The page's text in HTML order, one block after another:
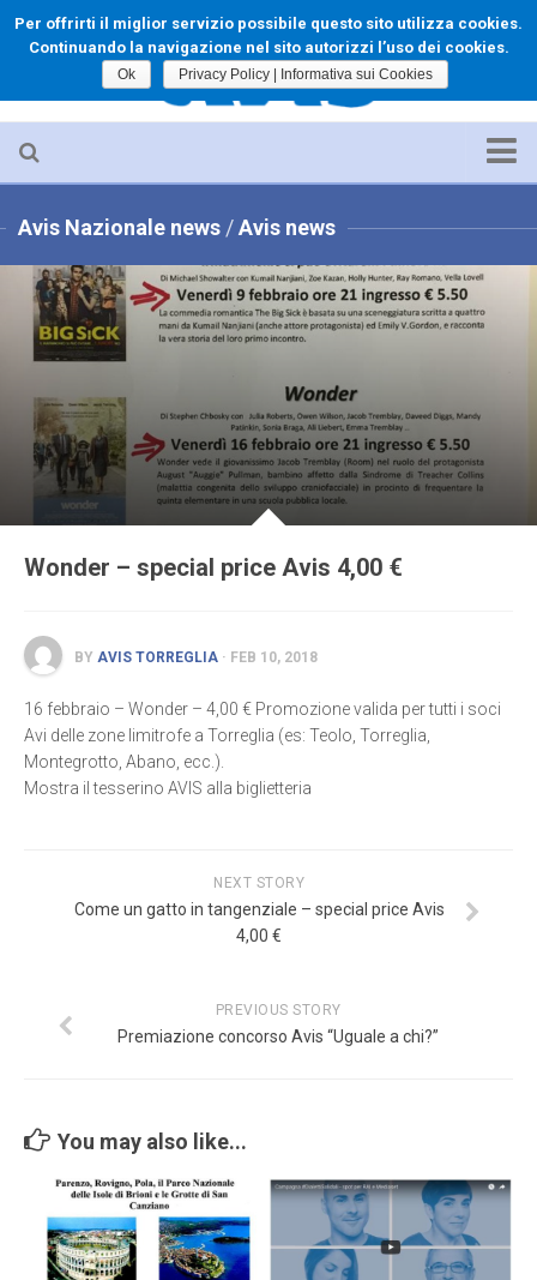
Il Direttivo
Cenni Scientifici
Scopri Torreglia
Storia di Torreglia
Come Arrivare
Villa Vescovi
Festa della Mira
Avis News
Contatti
exit
Avis Nazionale news /Avis news
Wonder – special price Avis 4,00 €
BY AVIS TORREGLIA · FEB 10, 2018
16 febbraio – Wonder – 4,00 € Promozione valida per tutti i soci
Avi delle zone limitrofe a Torreglia (es: Teolo, Torreglia,
Montegrotto, Abano, ecc.).
Mostra il tesserino AVIS alla biglietteria
NEXT STORY
Come un gatto in tangenziale – special price Avis
4,00 €
PREVIOUS STORY
Premiazione concorso Avis “Uguale a chi?”
You may also like...
Per offrirti il miglior servizio possibile questo sito utilizza cookies.
Continuando la navigazione nel sito autorizzi l’uso dei cookies.
Ok Privacy Policy | Informativa sui Cookies